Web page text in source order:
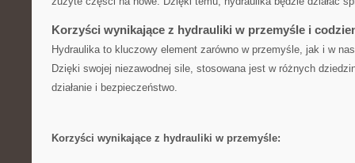
Korzyści wynikające z hydrauliki w przemyśle i
Hydraulika to ​kluczowy element zarówno ​w⁤ przemyśle, ‍jak i w
Dzięki‍ swojej niezawodnej sile, ‌stosowana‍ jest w różnych
działanie i bezpieczeństwo.
Korzyści wynikające z ⁣hydrauliki‌ w przemyśle: